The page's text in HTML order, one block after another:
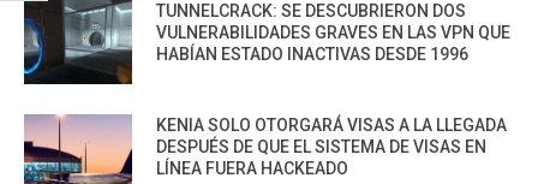
TUNNELCRACK: SE DESCUBRIERON DOS
VULNERABILIDADES GRAVES EN LAS VPN QUE
HABÍAN ESTADO INACTIVAS DESDE 1996
KENIA SOLO OTORGARÁ VISAS A LA LLEGADA
DESPUÉS DE QUE EL SISTEMA DE VISAS EN
LÍNEA FUERA HACKEADO